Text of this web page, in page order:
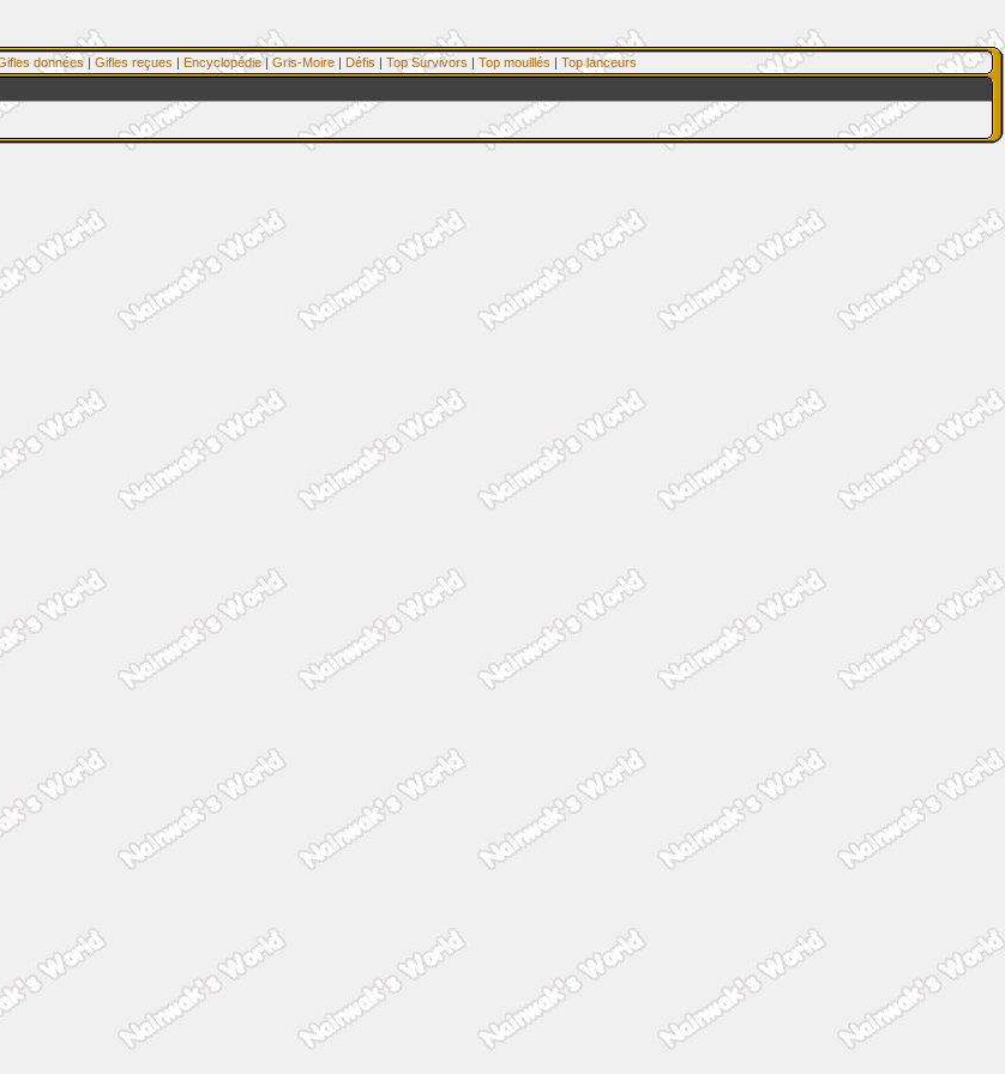
données | Gifles reçues | Encyclopédie| Gris-Moire | Défis | Top Survivors | Top mouillés | Top lanceurs